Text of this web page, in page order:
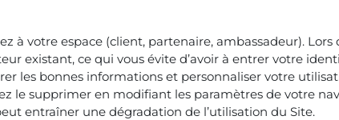
à votre espace (client, partenaire, ambassadeur).
existant, ce qui vous évite d’avoir à entrer votre
les bonnes informations et personnaliser votre
le supprimer en modifiant les paramètres de votre
entraîner une dégradation de l’utilisation du Site.